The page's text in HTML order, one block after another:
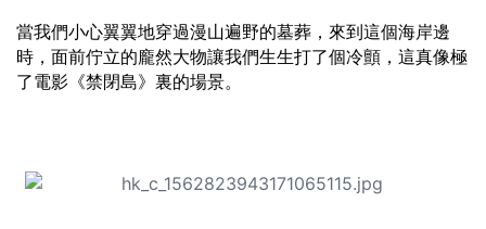
當我們小心翼翼地穿過漫山遍野的墓葬，來到這個海岸邊
時，面前佇立的龐然大物讓我們生生打了個冷顫，這真像極
了電影《禁閉島》裏的場景。